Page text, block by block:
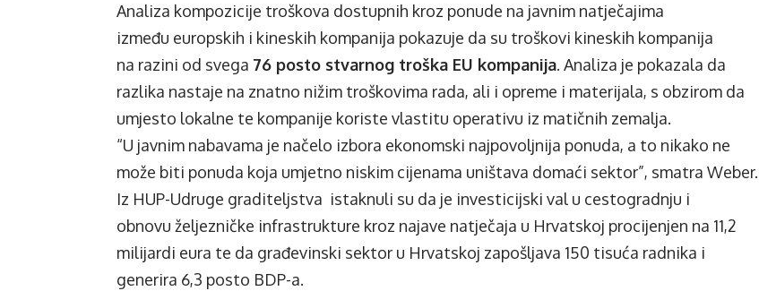
Analiza kompozicije troškova dostupnih kroz ponude na javnim natječajima
između europskih i kineskih kompanija pokazuje da su troškovi kineskih kompanija
na razini od svega 76 posto stvarnog troška EU kompanija. Analiza je pokazala da
razlika nastaje na znatno nižim troškovima rada, ali i opreme i materijala, s obzirom da
umjesto lokalne te kompanije koriste vlastitu operativu iz matičnih zemalja.
“U javnim nabavama je načelo izbora ekonomski najpovoljnija ponuda, a to nikako ne
može biti ponuda koja umjetno niskim cijenama uništava domaći sektor”, smatra Weber.
Iz HUP-Udruge graditeljstva istaknuli su da je investicijski val u cestogradnju i
obnovu željezničke infrastrukture kroz najave natječaja u Hrvatskoj procijenjen na 11,2
milijardi eura te da građevinski sektor u Hrvatskoj zapošljava 150 tisuća radnika i
generira 6,3 posto BDP-a.